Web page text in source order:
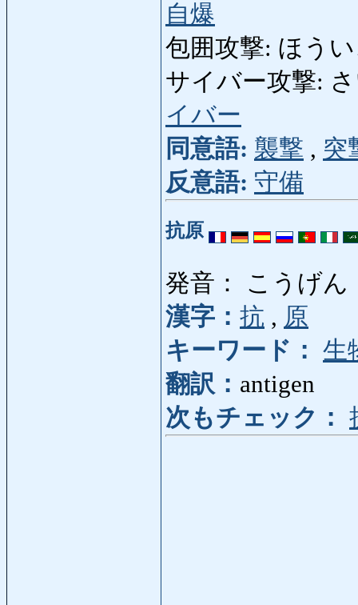
自爆
包囲攻撃: ほう
サイバー攻撃:
イバー
同意語: 襲撃 , 突
反意語: 守備
抗原
発音： こうげん
漢字： 抗 , 原
キーワード： 生
翻訳： antigen
次もチェック：